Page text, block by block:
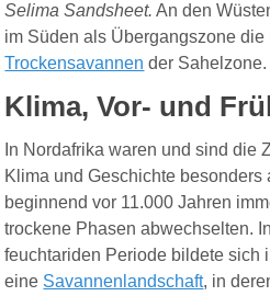
Selima Sandsheet. An den
im Süden als Übergangszone die
Trockensavannen der Sahelzone.
Klima, Vor- und
In Nordafrika waren und sind die
Klima und Geschichte besonders
beginnend vor 11.000 Jahren
trockene Phasen abwechselten.
feuchtariden Periode bildete sich
eine Savannenlandschaft, in